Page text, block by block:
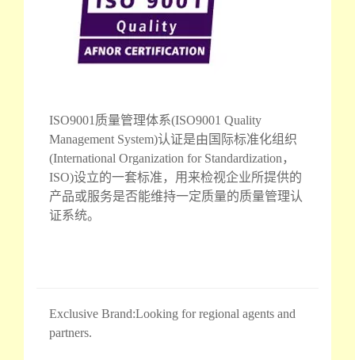
ISO9001质量管理体系(ISO9001 Quality
Management System)认证是由国际标准化组织
(International Organization for Standardization，
ISO)设立的一套标准，用来检视企业所提供的
产品或服务是否能维持一定质量的质量管理认
证系统。
Exclusive Brand:Looking for regional agents and
partners.